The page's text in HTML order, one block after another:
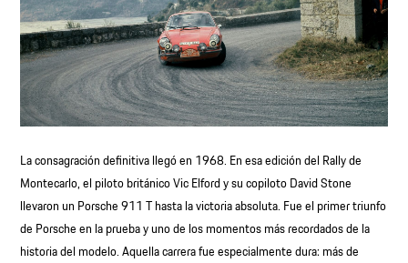
La consagración definitiva llegó en 1968. En esa edición del Rally de
Montecarlo, el piloto británico Vic Elford y su copiloto David Stone
llevaron un Porsche 911 T hasta la victoria absoluta. Fue el primer triunfo
de Porsche en la prueba y uno de los momentos más recordados de la
historia del modelo. Aquella carrera fue especialmente dura: más de